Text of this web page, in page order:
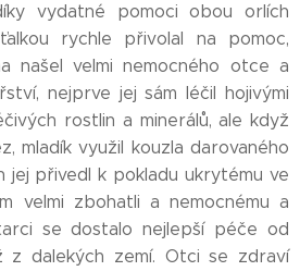
vydatné pomoci obou orlích
rychle přivolal na pomoc,
našel velmi nemocného otce a
nejprve jej sám léčil hojivými
rostlin a minerálů, ale když
mladík využil kouzla darovaného
jej přivedl k pokladu ukrytému ve
velmi zbohatli a nemocnému a
se dostalo nejlepší péče od
z dalekých zemí. Otci se zdraví